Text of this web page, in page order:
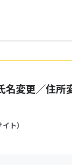
名変更／住所
ト）